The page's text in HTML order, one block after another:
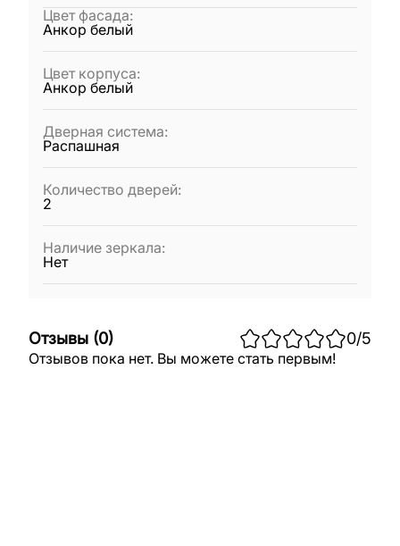
Цвет фасада:
Анкор белый
Цвет корпуса:
Анкор белый
Дверная система:
Распашная
Количество дверей:
2
Наличие зеркала:
Нет
Отзывы (0) 0/5
Отзывов пока нет. Вы можете стать первым!